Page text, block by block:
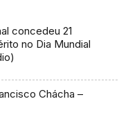
concedeu 21
no Dia Mundial
Chácha –